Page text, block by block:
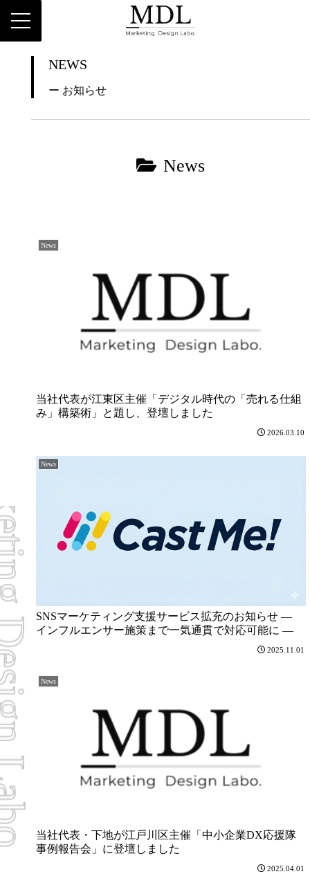
Labo
NEWS
ー お知らせ
News
News
当社代表が江東区主催「デジタル時代の「売れる仕組
み」構築術」と題し、登壇しました
2026.03.10
News
SNSマーケティング支援サービス拡充のお知らせ ―
インフルエンサー施策まで一気通貫で対応可能に ―
2025.11.01
News
当社代表・下地が江戸川区主催「中小企業DX応援隊
事例報告会」に登壇しました
2025.04.01